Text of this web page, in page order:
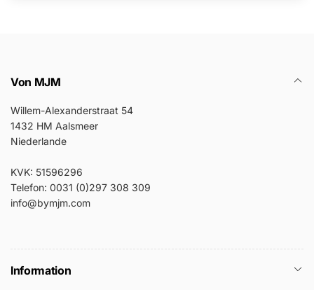
Von MJM
Willem-Alexanderstraat 54
1432 HM Aalsmeer
Niederlande
KVK: 51596296
Telefon: 0031 (0)297 308 309
info@bymjm.com
Information